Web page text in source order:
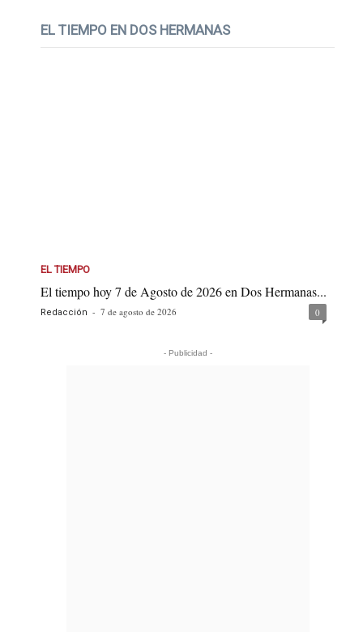
EL TIEMPO EN DOS HERMANAS
EL TIEMPO
El tiempo hoy 7 de Agosto de 2026 en Dos Hermanas...
Redacción - 7 de agosto de 2026 0
- Publicidad -